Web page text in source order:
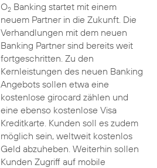
O2Banking startet mit einem
neuem Partner in die Zukunft. Die
Verhandlungen mit dem neuen
Banking Partner sind bereits weit
fortgeschritten. Zu den
Kernleistungen des neuen Banking
Angebots sollen etwa eine
kostenlose girocard zählen und
eine ebenso kostenlose Visa
Kreditkarte. Kunden soll es zudem
möglich sein, weltweit kostenlos
Geld abzuheben. Weiterhin sollen
Kunden Zugriff auf mobile